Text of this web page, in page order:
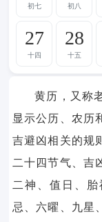
初七 初八
27
十四
28
十五
黄历，又称
显示公历、农历
吉避凶相关的规
二十四节气、吉
二神、值日、
忌、六曜、九星